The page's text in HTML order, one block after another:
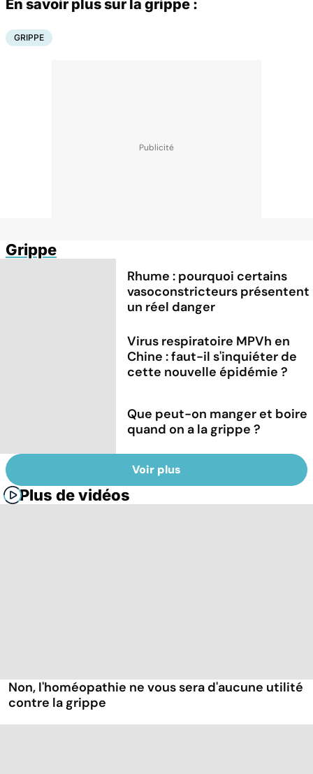
En savoir plus sur la grippe :
GRIPPE
Grippe
Rhume : pourquoi certains
vasoconstricteurs présentent
un réel danger
Virus respiratoire MPVh en
Chine : faut-il s'inquiéter de
cette nouvelle épidémie ?
Que peut-on manger et boire
quand on a la grippe ?
Voir plus
Plus de vidéos
Non, l'homéopathie ne vous sera d'aucune utilité
contre la grippe